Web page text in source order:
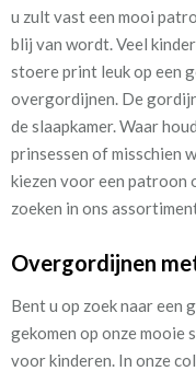
u zult vast een mooi
blij van wordt. Veel
stoere print leuk op een
overgordijnen. De
de slaapkamer. Waar
prinsessen of misschien
kiezen voor een patroon
zoeken in ons
Overgordijnen
Bent u op zoek naar een
gekomen op onze mooie
voor kinderen. In onze